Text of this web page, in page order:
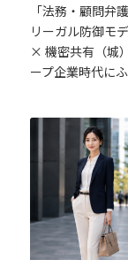
「法務・顧問弁
リーガル防御モ
× 機密共有（城
ープ企業時代に